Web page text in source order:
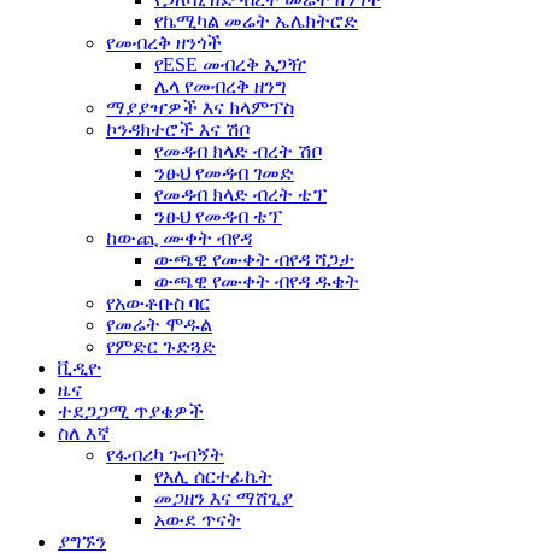
የኬሚካል መሬት ኤሌክትሮድ
የመብረቅ ዘንጎች
የESE መብረቅ አጋዥ
ሌላ የመብረቅ ዘንግ
ማያያዣዎች እና ክላምፕስ
ኮንዳክተሮች እና ሽቦ
የመዳብ ክላድ ብረት ሽቦ
ንፁህ የመዳብ ገመድ
የመዳብ ክላድ ብረት ቴፕ
ንፁህ የመዳብ ቴፕ
ከውጪ ሙቀት ብየዳ
ውጫዊ የሙቀት ብየዳ ሻጋታ
ውጫዊ የሙቀት ብየዳ ዱቄት
የአውቶቡስ ባር
የመሬት ሞዱል
የምድር ጉድጓድ
ቪዲዮ
ዜና
ተደጋጋሚ ጥያቄዎች
ስለ እኛ
የፋብሪካ ጉብኝት
የአሊ ሰርተፊኬት
መጋዘን እና ማሸጊያ
አውደ ጥናት
ያግኙን